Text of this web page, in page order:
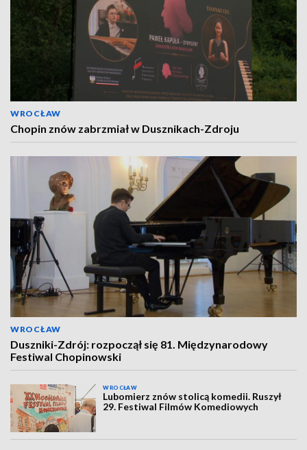
WROCŁAW
Chopin znów zabrzmiał w Dusznikach-Zdroju
WROCŁAW
Duszniki-Zdrój: rozpoczął się 81. Międzynarodowy
Festiwal Chopinowski
WROCŁAW
Lubomierz znów stolicą komedii. Ruszył
29. Festiwal Filmów Komediowych